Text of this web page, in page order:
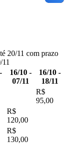
20/11 com prazo
16/10 -
07/11
16/10 -
18/11
R$
95,00
R$
120,00
R$
130,00